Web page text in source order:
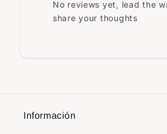
No reviews yet, lead the
share your thoughts
Información